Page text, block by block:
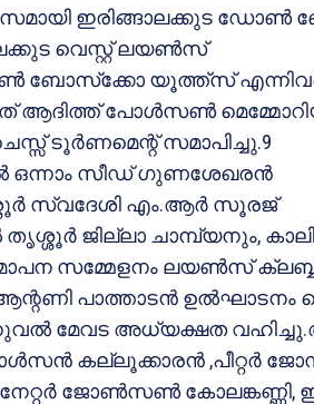
ഇരിങ്ങാലക്കുട
വെസ്റ്റ് ലയണ്‍സ്
ബോസ്‌ക്കോ യൂത്ത്‌സ്
ആദിത്ത് പോള്‍സണ്‍
ടൂര്‍ണമെന്റ് സമാപിച്ചു.9
ഒന്നാം സീഡ് ഗുണശേഖരന്‍
സ്വദേശി എം.ആര്‍ സൂരജ്
ജില്ലാ ചാമ്പ്യനും,
സമ്മേളനം ലയണ്‍സ്
പാത്താടന്‍
മേവട അധ്യക്ഷത
കല്ലൂക്കാരന്‍ ,പീറ്റര്‍
ജോണ്‍സണ്‍ കോലങ്കണ്ണി,